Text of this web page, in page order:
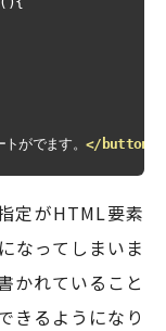
トがでます。</button>
定がHTML要素
なってしまいま
れていること
きるようになり